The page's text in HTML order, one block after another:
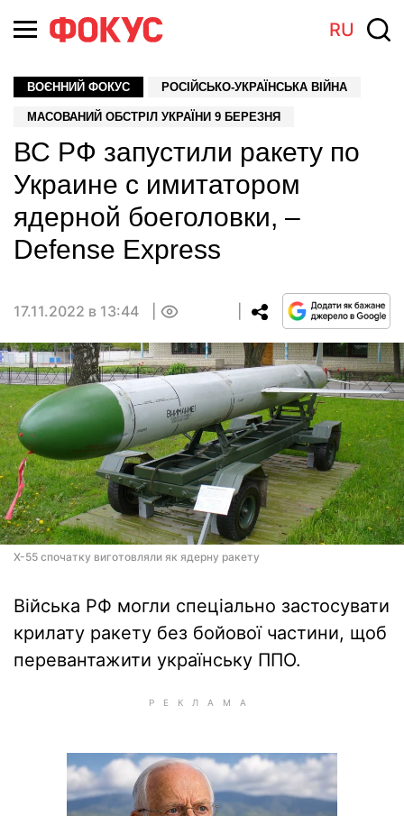
RU
ВОЄННИЙ ФОКУС РОСІЙСЬКО-УКРАЇНСЬКА ВІЙНА
МАСОВАНИЙ ОБСТРІЛ УКРАЇНИ 9 БЕРЕЗНЯ
ВС РФ запустили ракету по
Украине с имитатором
ядерной боеголовки, –
Defense Express
17.11.2022 в 13:44
Х-55 спочатку виготовляли як ядерну ракету
Війська РФ могли спеціально застосувати
крилату ракету без бойової частини, щоб
перевантажити українську ППО.